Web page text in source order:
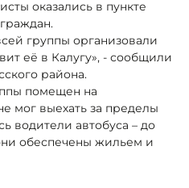
оказались в пункте
группы организовали
её в Калугу», - сообщили
района.
помещен на
мог выехать за пределы
водители автобуса – до
обеспечены жильем и